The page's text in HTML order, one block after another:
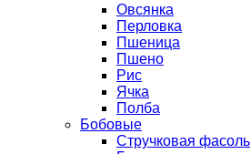
Овсянка
Перловка
Пшеница
Пшено
Рис
Ячка
Полба
Бобовые
Стручковая фасоль